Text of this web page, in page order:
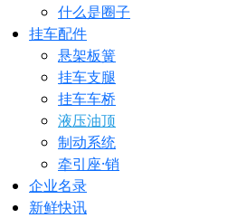
什么是圈子
挂车配件
悬架板簧
挂车支腿
挂车车桥
液压油顶
制动系统
牵引座·销
企业名录
新鲜快讯